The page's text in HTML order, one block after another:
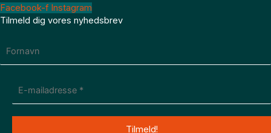
Facebook-f Instagram
Tilmeld dig vores nyhedsbrev